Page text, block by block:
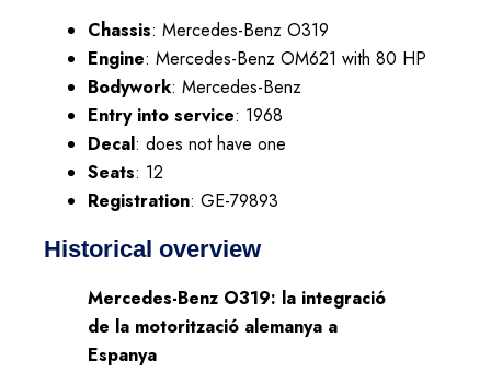
Chassis: Mercedes-Benz O319
Engine: Mercedes-Benz OM621 with 80 HP
Bodywork: Mercedes-Benz
Entry into service: 1968
Decal: does not have one
Seats: 12
Registration: GE-79893
Historical overview
Mercedes-Benz O319: la integració
de la motorització alemanya a
Espanya